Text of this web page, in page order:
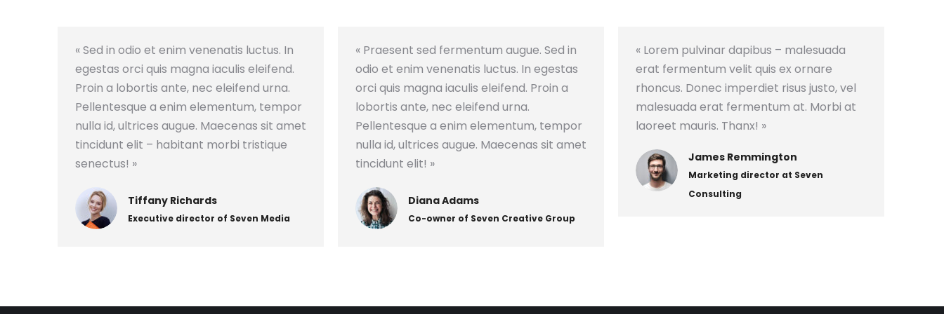
« Sed in odio et enim venenatis luctus. In
egestas orci quis magna iaculis eleifend.
Proin a lobortis ante, nec eleifend urna.
Pellentesque a enim elementum, tempor
nulla id, ultrices augue. Maecenas sit amet
tincidunt elit – habitant morbi tristique
senectus! »
Tiffany Richards
Executive director of Seven Media
« Praesent sed fermentum augue. Sed in
odio et enim venenatis luctus. In egestas
orci quis magna iaculis eleifend. Proin a
lobortis ante, nec eleifend urna.
Pellentesque a enim elementum, tempor
nulla id, ultrices augue. Maecenas sit amet
tincidunt elit! »
Diana Adams
Co-owner of Seven Creative Group
« Lorem pulvinar dapibus – malesuada
erat fermentum velit quis ex ornare
rhoncus. Donec imperdiet risus justo, vel
malesuada erat fermentum at. Morbi at
laoreet mauris. Thanx! »
James Remmington
Marketing director at Seven
Consulting